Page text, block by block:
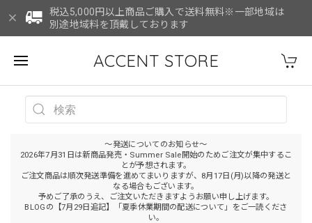
税込5,000円以上商品ご購入で送料無料※一部地域は
別途地域料を頂戴しております
ACCENT STORE
～発送についてのお知らせ～
2026年7月31日は新商品発売・Summer Sale開始のためご注文が集中するこ
とが予想されます。
ご注文商品は順次発送準備を進めてまいりますが、8月17日(月)以降の発送と
なる場合もございます。
予めご了承のうえ、ご注文いただきますようお願い申し上げます。
BLOGの【7月29日追記】「夏季休業期間の配送について」をご一読くださ
い。